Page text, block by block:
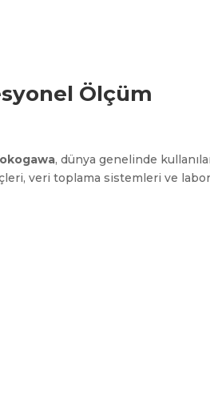
Ölçüm
, dünya genelinde
veri toplama sistemleri ve